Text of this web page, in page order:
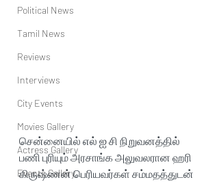
Political News
Tamil News
Reviews
Interviews
City Events
Movies Gallery
Actress Gallery
Events Gallery
சென்னையில் எல் ஐ சி நிறுவனத்தில்
பணி புரியும் அரசாங்க அலுவலரான ஹரி
கிருஷ்ணன் பெரியவர்கள் சம்மதத்துடன்